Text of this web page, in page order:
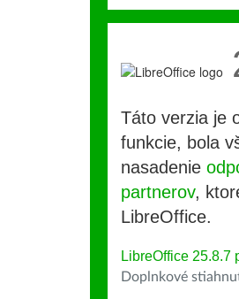
Táto verzia je
funkcie, bola
nasadenie
partnerov,
LibreOffice.
LibreOffice 25.8.7
Doplnkové